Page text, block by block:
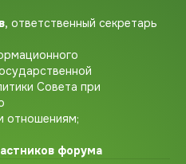
ответственный секретарь
Совета при
отношениям;
форума